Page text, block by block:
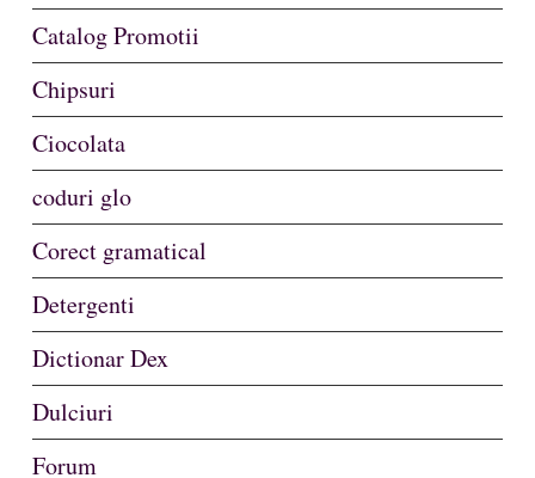
Catalog Promotii
Chipsuri
Ciocolata
coduri glo
Corect gramatical
Detergenti
Dictionar Dex
Dulciuri
Forum